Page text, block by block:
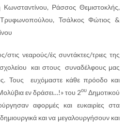
Ράσσος Θεμιστοκλής,
Τσάλκος Φώτιος &
νεαρούς/ές συντάκτες/τριες της
και στους συναδέλφους μας
Τους ευχόμαστε κάθε πρόοδο και
εν δράσει…!» του 2ου Δημοτικού
αφορμές και ευκαιρίες στα
και να μεγαλουργήσουν και